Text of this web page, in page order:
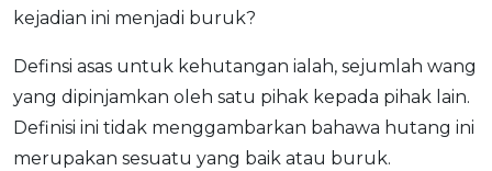
kejadian ini menjadi buruk?
Definsi asas untuk kehutangan ialah, sejumlah wang
yang dipinjamkan oleh satu pihak kepada pihak lain.
Definisi ini tidak menggambarkan bahawa hutang ini
merupakan sesuatu yang baik atau buruk.